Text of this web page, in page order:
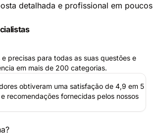
detalhada e profissional em poucos
precisas para todas as suas questões e
em mais de 200 categorias.
obtiveram uma satisfação de 4,9 em 5
recomendações fornecidas pelos nossos